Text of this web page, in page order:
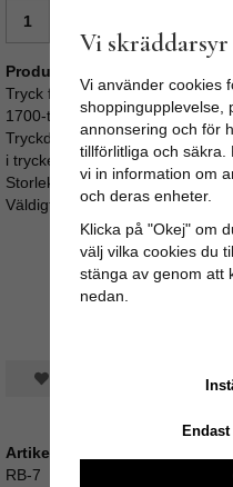
Produktbeskrivning:
Tryck från Rudbecks
1700-tal. Faksimilet utgörs av
Tryckdes 1986. Orginalets
i trycket.
Storlek 43,5 x 28 cm.
Väldigt fina i brun träram.
Spara som favorit
Artikelnummer:
RB-7
Vi
Vi använder cookies
shoppingupplevelse,
annonsering och för
tillförlitliga och
vi in information om
och deras enheter.
Klicka på "Okej" om
välj vilka cookies du
stänga av genom att
nedan.